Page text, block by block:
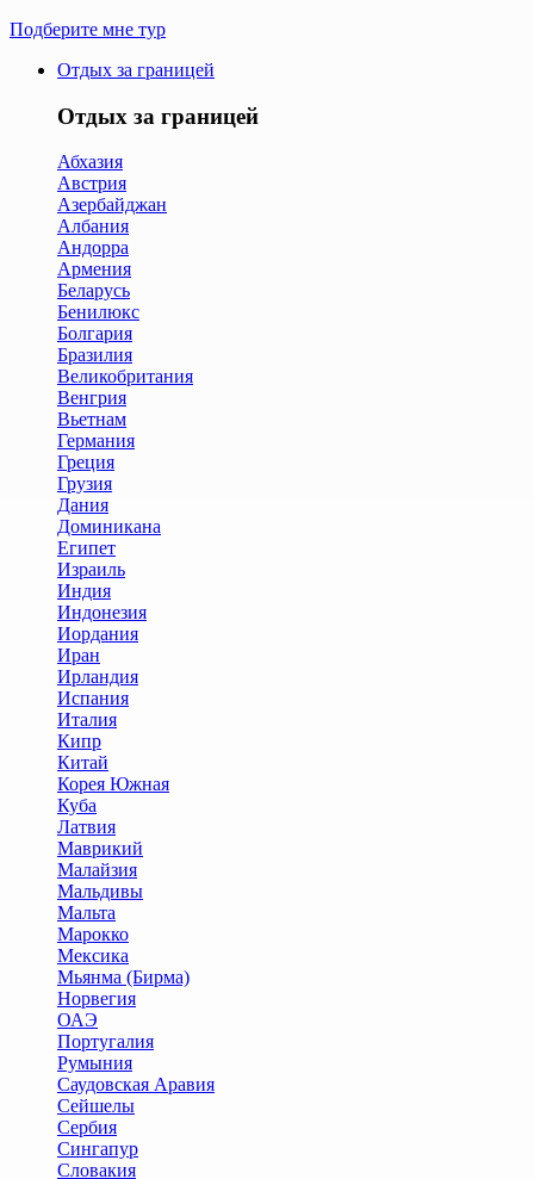
Подберите мне тур
Отдых за границей
Отдых за границей
Абхазия
Австрия
Азербайджан
Албания
Андорра
Армения
Беларусь
Бенилюкс
Болгария
Бразилия
Великобритания
Венгрия
Вьетнам
Германия
Греция
Грузия
Дания
Доминикана
Египет
Израиль
Индия
Индонезия
Иордания
Иран
Ирландия
Испания
Италия
Кипр
Китай
Корея Южная
Куба
Латвия
Маврикий
Малайзия
Мальдивы
Мальта
Марокко
Мексика
Мьянма (Бирма)
Норвегия
ОАЭ
Португалия
Румыния
Саудовская Аравия
Сейшелы
Сербия
Сингапур
Словакия